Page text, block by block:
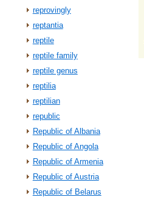
reprovingly
reptantia
reptile
reptile family
reptile genus
reptilia
reptilian
republic
Republic of Albania
Republic of Angola
Republic of Armenia
Republic of Austria
Republic of Belarus